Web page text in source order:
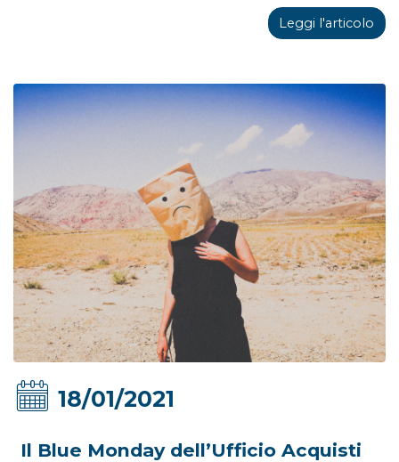
Leggi l'articolo
18/01/2021
Il Blue Monday dell’Ufficio Acquisti